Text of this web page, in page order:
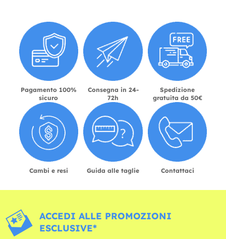
Pagamento 100%
sicuro
Consegna in 24-
72h
Spedizione
gratuita da 50€
Cambi e resi Guida alle taglie Contattaci
ACCEDI ALLE PROMOZIONI
ESCLUSIVE*